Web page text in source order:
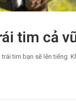
tim cả
tim bạn sẽ lên tiếng.